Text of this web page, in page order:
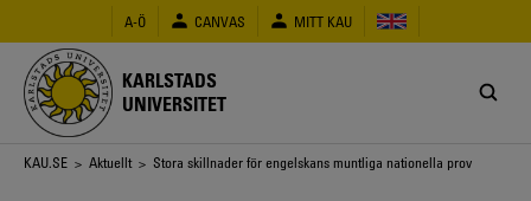
huvudinnehåll
A-Ö CANVAS MITT KAU
KARLSTADS
UNIVERSITET
Länkstig
KAU.SE > Aktuellt > Stora skillnader för engelskans muntliga nationella prov